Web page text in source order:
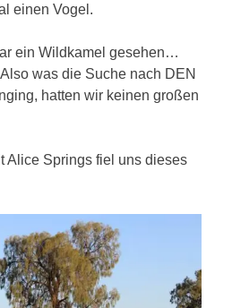
einen Vogel.
ein Wildkamel gesehen…
was die Suche nach DEN
hatten wir keinen großen
Alice Springs fiel uns dieses